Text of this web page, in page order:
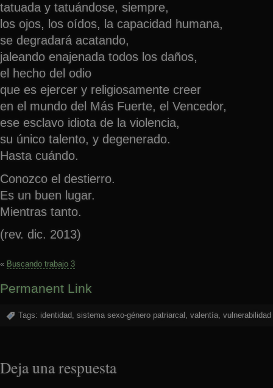
tatuada y tatuándose, siempre,
los ojos, los oídos, la capacidad humana,
se degradará acatando,
jaleando enajenada todos los daños,
el hecho del odio
que es ejercer y religiosamente creer
en el mundo del Más Fuerte, el Vencedor,
ese esclavo idiota de la violencia,
su único talento, y degenerado.
Hasta cuándo.
Conozco el destierro.
Es un buen lugar.
Mientras tanto.
(rev. dic. 2013)
« Buscando trabajo 3
Permanent Link
Tags: identidad, sistema sexo-género patriarcal , valentía, vulnerabilidad
Deja una respuesta